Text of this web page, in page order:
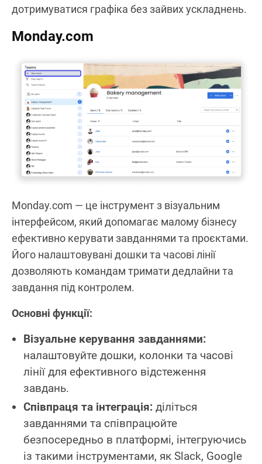
дотримуватися графіка без зайвих ускладнень.
Monday.com
Monday.com — це інструмент з візуальним
інтерфейсом, який допомагає малому бізнесу
ефективно керувати завданнями та проєктами.
Його налаштовувані дошки та часові лінії
дозволяють командам тримати дедлайни та
завдання під контролем.
Основні функції:
Візуальне керування завданнями:
налаштовуйте дошки, колонки та часові
лінії для ефективного відстеження
завдань.
Співпраця та інтеграція: діліться
завданнями та співпрацюйте
безпосередньо в платформі, інтегруючись
із такими інструментами, як Slack, Google